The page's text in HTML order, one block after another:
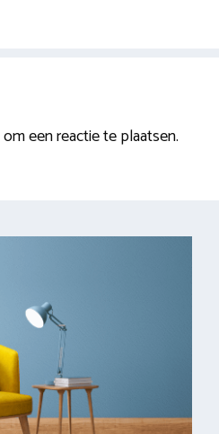
om een reactie te plaatsen.